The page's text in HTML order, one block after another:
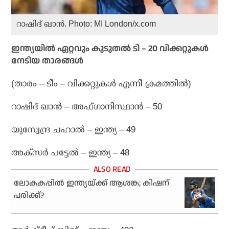
റാഷിദ് ഖാന്‍. Photo: MI London/x.com
ഇന്ത്യയില്‍ ഏറ്റവും കൂടുതല്‍ ടി – 20 വിക്കറ്റുകള്‍
നേടിയ താരങ്ങള്‍
(താരം – ടീം – വിക്കറ്റുകള്‍ എന്നീ ക്രമത്തില്‍)
റാഷിദ് ഖാന്‍ – അഫ്ഗാനിസ്ഥാന്‍ – 50
യുസ്വേന്ദ്ര ചഹാല്‍ – ഇന്ത്യ – 49
അക്സര്‍ പട്ടേല്‍ – ഇന്ത്യ – 48
ലോകകപ്പില്‍ ഇന്ത്യയ്ക്ക് ആശങ്ക; കിഷന്
പരിക്ക്?